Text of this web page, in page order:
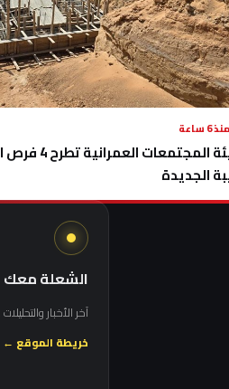
6 ساعة
هيئة
الجديدة
الشعلة معك
آخر الأخبار
خريطة الموقع ←